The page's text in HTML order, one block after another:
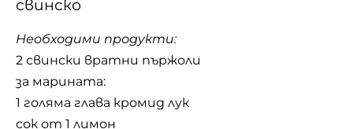
свинско
Необходими продукти:
2 свински вратни пържоли
за марината:
1 голяма глава кромид лук
сок от 1 лимон